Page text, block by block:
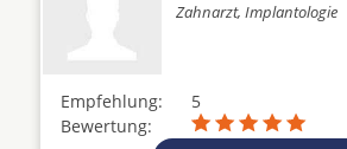
Zahnarzt, Implantologie
Empfehlung:
5
Bewertung: